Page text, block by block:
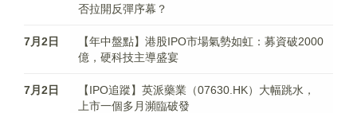
否拉開反彈序幕？
7月2日
【年中盤點】港股IPO市場氣勢如虹：募資破2000
億，硬科技主導盛宴
7月2日
【IPO追蹤】英派藥業（07630.HK）大幅跳水，
上市一個多月瀕臨破發